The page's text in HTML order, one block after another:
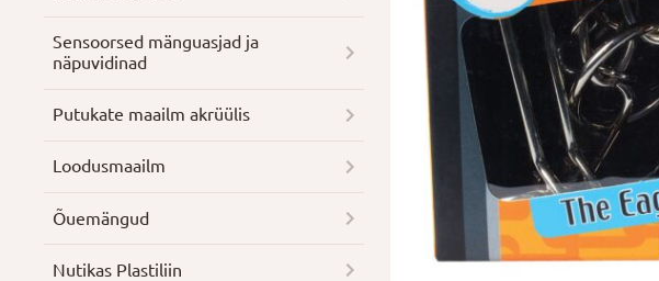
Sensoorsed mänguasjad ja
näpuvidinad
Putukate maailm akrüülis
Loodusmaailm
Õuemängud
Nutikas Plastiliin